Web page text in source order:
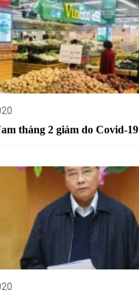
tháng 2 giảm do Covid-19